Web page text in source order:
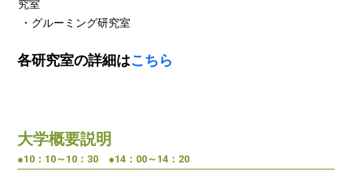
究室
・グルーミング研究室
各研究室の詳細はこちら
大学概要説明
●10：10～10：30 ●14：00～14：20